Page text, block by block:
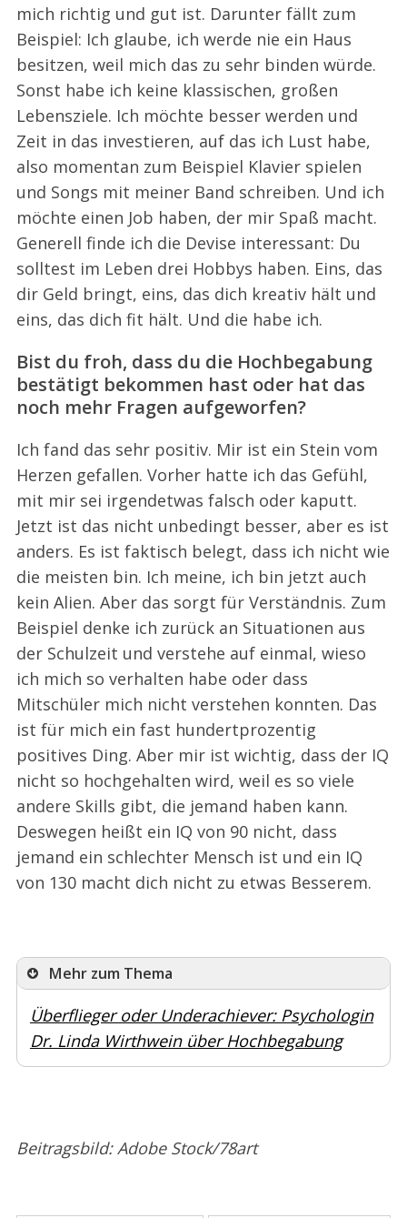
mich richtig und gut ist. Darunter fällt zum
Beispiel: Ich glaube, ich werde nie ein Haus
besitzen, weil mich das zu sehr binden würde.
Sonst habe ich keine klassischen, großen
Lebensziele. Ich möchte besser werden und
Zeit in das investieren, auf das ich Lust habe,
also momentan zum Beispiel Klavier spielen
und Songs mit meiner Band schreiben. Und ich
möchte einen Job haben, der mir Spaß macht.
Generell finde ich die Devise interessant: Du
solltest im Leben drei Hobbys haben. Eins, das
dir Geld bringt, eins, das dich kreativ hält und
eins, das dich fit hält. Und die habe ich.
Bist du froh, dass du die Hochbegabung
bestätigt bekommen hast oder hat das
noch mehr Fragen aufgeworfen?
Ich fand das sehr positiv. Mir ist ein Stein vom
Herzen gefallen. Vorher hatte ich das Gefühl,
mit mir sei irgendetwas falsch oder kaputt.
Jetzt ist das nicht unbedingt besser, aber es ist
anders. Es ist faktisch belegt, dass ich nicht wie
die meisten bin. Ich meine, ich bin jetzt auch
kein Alien. Aber das sorgt für Verständnis. Zum
Beispiel denke ich zurück an Situationen aus
der Schulzeit und verstehe auf einmal, wieso
ich mich so verhalten habe oder dass
Mitschüler mich nicht verstehen konnten. Das
ist für mich ein fast hundertprozentig
positives Ding. Aber mir ist wichtig, dass der IQ
nicht so hochgehalten wird, weil es so viele
andere Skills gibt, die jemand haben kann.
Deswegen heißt ein IQ von 90 nicht, dass
jemand ein schlechter Mensch ist und ein IQ
von 130 macht dich nicht zu etwas Besserem.
Mehr zum Thema
Überflieger oder Underachiever: Psychologin
Dr. Linda Wirthwein über Hochbegabung
Beitragsbild: Adobe Stock/78art